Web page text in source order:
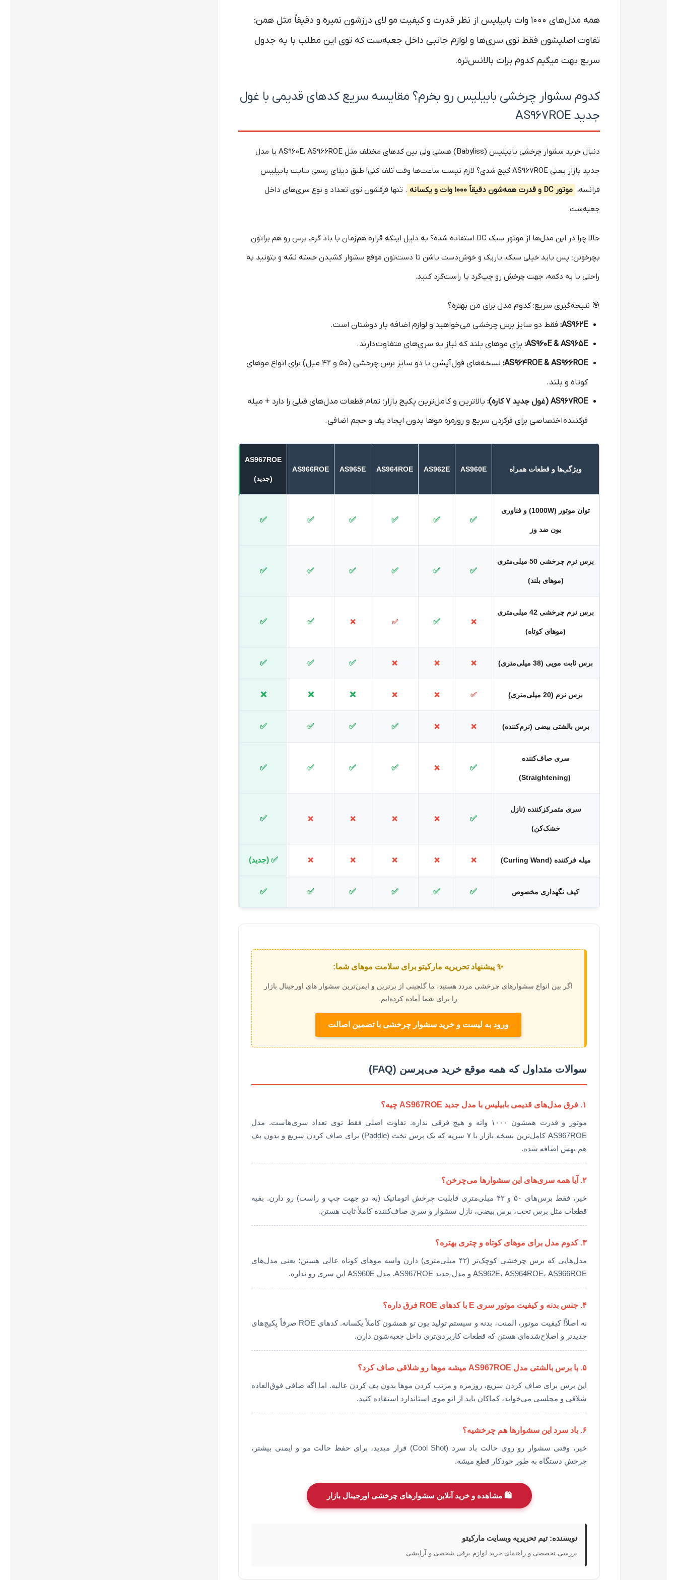
همه مدل‌های ۱۰۰۰ وات بابیلیس از نظر قدرت و کیفیت مو لای درزشون نمیره و دقیقاً مثل همن؛
تفاوت اصلیشون فقط توی سری‌ها و لوازم جانبی داخل جعبه‌ست که توی این مطلب با یه جدول
سریع بهت میگیم کدوم برات بالانس‌تره.
کدوم سشوار چرخشی بابیلیس رو بخرم؟ مقایسه سریع کدهای قدیمی با غول
جدید AS967ROE
دنبال خرید سشوار چرخشی بابیلیس (Babyliss) هستی ولی بین کدهای مختلف مثل AS960E، AS966ROE یا مدل
جدید بازار یعنی AS967ROE گیج شدی؟ لازم نیست ساعت‌ها وقت تلف کنی! طبق دیتای رسمی سایت بابیلیس
فرانسه، موتور DC و قدرت همه‌شون دقیقاً ۱۰۰۰ وات و یکسانه
. تنها فرقشون توی تعداد و نوع سری‌های داخل
جعبه‌ست.
حالا چرا در این مدل‌ها از موتور سبک DC استفاده شده؟ به دلیل اینکه قراره هم‌زمان با باد گرم، برس رو هم براتون
بچرخونن؛ پس باید خیلی سبک، باریک و خوش‌دست باشن تا دست‌تون موقع سشوار کشیدن خسته نشه و بتونید به
راحتی با یه دکمه، جهت چرخش رو چپ‌گرد یا راست‌گرد کنید.
🎯 نتیجه‌گیری سریع: کدوم مدل برای من بهتره؟
AS962E: فقط دو سایز برس چرخشی می‌خواهید و لوازم اضافه بار دوشتان است.
AS960E & AS965E: برای موهای بلند که نیاز به سری‌های متفاوت دارند.
AS964ROE & AS966ROE:
نسخه‌های فول‌آپشن با دو سایز برس چرخشی (۵۰ و ۴۲ میل) برای انواع موهای
کوتاه و بلند.
AS967ROE (غول جدید ۷ کاره):
بالاترین و کامل‌ترین پکیج بازار؛ تمام قطعات مدل‌های قبلی را دارد + میله
فرکنندهاختصاصی برای فرکردن سریع و روزمره موها بدون ایجاد پف و حجم اضافی.
ویژگی‌ها و قطعات همراه AS960E
AS962E
AS964ROE
AS965E
AS966ROE
AS967ROE
(جدید)
توان موتور (1000W) و فناوری
یون ضد وز
✅
✅
✅
✅
✅
✅
برس نرم چرخشی 50 میلی‌متری
(موهای بلند)
✅
✅
✅
✅
✅
✅
برس نرم چرخشی 42 میلی‌متری
(موهای کوتاه)
❌
✅
✅
❌
✅
✅
برس ثابت مویی (38 میلی‌متری) ❌
❌
❌
✅
✅
✅
برس نرم (20 میلی‌متری) ✅
❌
❌
❌
❌
❌
برس بالشتی بیضی (نرم‌کننده) ❌
❌
✅
✅
✅
✅
سری صاف‌کننده
(Straightening)
✅
❌
✅
✅
✅
✅
سری متمرکزکننده (نازل
خشک‌کن)
✅
❌
❌
❌
❌
✅
میله فرکننده (Curling Wand) ❌
❌
❌
❌
❌ ✅ (جدید)
کیف نگهداری مخصوص ✅
✅
✅
✅
✅
✅
✨ پیشنهاد تحریریه مارکیتو برای سلامت موهای شما:
اگر بین انواع سشوارهای چرخشی مردد هستید، ما گلچینی از برترین و ایمن‌ترین ‌سشوار های اورجینال بازار
را برای شما آماده کرده‌ایم.
ورود به لیست و خرید سشوار چرخشی با تضمین اصالت
سوالات متداول که همه‌ موقع خرید می‌پرسن (FAQ)
۱. فرق مدل‌های قدیمی بابیلیس با مدل جدید AS967ROE چیه؟
موتور و قدرت همشون ۱۰۰۰ واته و هیچ فرقی نداره. تفاوت اصلی فقط توی تعداد سری‌هاست. مدل
AS967ROE کامل‌ترین نسخه بازار با ۷ سریه که یک برس تخت (Paddle) برای صاف کردن سریع و بدون پف
هم بهش اضافه شده.
۲. آیا همه سری‌های این سشوارها می‌چرخن؟
خیر، فقط برس‌های ۵۰ و ۴۲ میلی‌متری قابلیت چرخش اتوماتیک (به دو جهت چپ و راست) رو دارن. بقیه
قطعات مثل برس تخت، برس بیضی، نازل سشوار و سری صاف‌کننده کاملاً ثابت هستن.
۳. کدوم مدل برای موهای کوتاه و چتری بهتره؟
مدل‌هایی که برس چرخشی کوچک‌تر (۴۲ میلی‌متری) دارن واسه موهای کوتاه عالی هستن؛ یعنی مدل‌های
AS962E، AS964ROE، AS966ROE و مدل جدید AS967ROE. مدل AS960E این سری رو نداره.
۴. جنس بدنه و کیفیت موتور سری E با کدهای ROE فرق داره؟
نه اصلاً! کیفیت موتور، المنت، بدنه و سیستم تولید یون تو همشون کاملاً یکسانه. کدهای ROE صرفاً پکیج‌های
جدیدتر و اصلاح‌شده‌ای هستن که قطعات کاربردی‌تری داخل جعبه‌شون دارن.
۵. با برس بالشتی مدل AS967ROE میشه موها رو شلاقی صاف کرد؟
این برس برای صاف کردن سریع، روزمره و مرتب کردن موها بدون پف کردن عالیه. اما اگه صافی فوق‌العاده
شلاقی و مجلسی می‌خواید، کماکان باید از اتو موی استاندارد استفاده کنید.
۶. باد سرد این سشوارها هم چرخشیه؟
خیر، وقتی سشوار رو روی حالت باد سرد (Cool Shot) قرار میدید، برای حفظ حالت مو و ایمنی بیشتر،
چرخش دستگاه به طور خودکار قطع میشه.
🛍️ مشاهده و خرید آنلاین سشوارهای چرخشی اورجینال بازار
نویسنده: تیم تحریریه وبسایت مارکیتو
بررسی تخصصی و راهنمای خرید لوازم برقی شخصی و آرایشی